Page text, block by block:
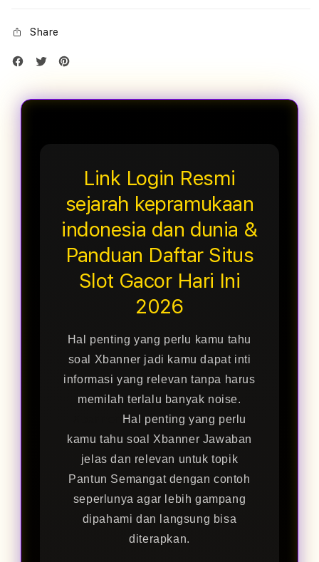
Share
Link Login Resmi
sejarah kepramukaan
indonesia dan dunia &
Panduan Daftar Situs
Slot Gacor Hari Ini
2026
Hal penting yang perlu kamu tahu
soal Xbanner jadi kamu dapat inti
informasi yang relevan tanpa harus
memilah terlalu banyak noise.
Hal penting yang perlu
kamu tahu soal Xbanner Jawaban
jelas dan relevan untuk topik
Pantun Semangat dengan contoh
seperlunya agar lebih gampang
dipahami dan langsung bisa
diterapkan.